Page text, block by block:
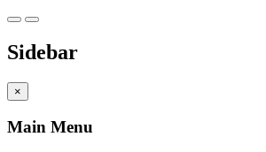
Sidebar
×
Main Menu